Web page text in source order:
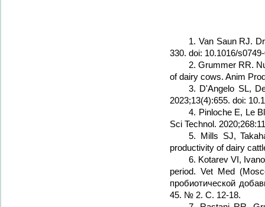
1. Van Saun RJ.
330. doi: 10.1016/
2. Grummer RR.
of dairy cows. Anim
3. D'Angelo SL,
2023;13(4):655. doi:
4. Pinloche E, Le
Sci Technol.
5. Mills SJ,
productivity of dairy
6. Kotarev VI,
period. Vet Med
пробиотической
45. № 2. С. 12-18.